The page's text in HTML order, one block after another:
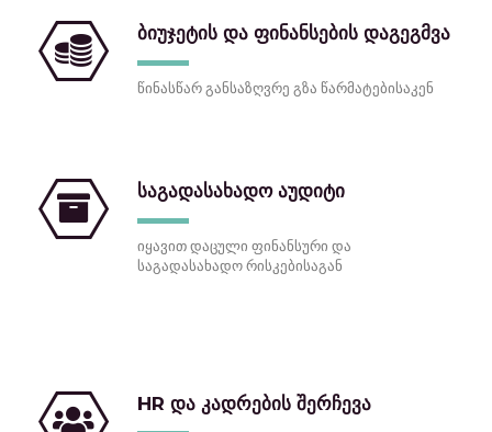
ბიუჯეტის და ფინანსების დაგეგმვა
წინასწარ განსაზღვრე გზა წარმატებისაკენ
საგადასახადო აუდიტი
იყავით დაცული ფინანსური და
საგადასახადო რისკებისაგან
HR და კადრების შერჩევა